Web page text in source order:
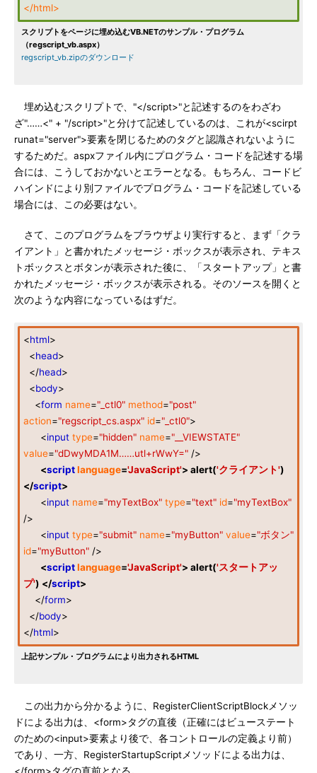
</html>
スクリプトをページに埋め込むVB.NETのサンプル・プログラム
（regscript_vb.aspx）
regscript_vb.zipのダウンロード
埋め込むスクリプトで、"</script>"と記述するのをわざわ
ざ"……<" + "/script>"と分けて記述しているのは、これが<scirpt
runat="server">要素を閉じるためのタグと認識されないように
するためだ。aspxファイル内にプログラム・コードを記述する場
合には、こうしておかないとエラーとなる。もちろん、コードビ
ハインドにより別ファイルでプログラム・コードを記述している
場合には、この必要はない。
さて、このプログラムをブラウザより実行すると、まず「クラ
イアント」と書かれたメッセージ・ボックスが表示され、テキス
トボックスとボタンが表示された後に、「スタートアップ」と書
かれたメッセージ・ボックスが表示される。そのソースを開くと
次のような内容になっているはずだ。
<html>
<head>
</head>
<body>
<form name="_ctl0" method="post"
action="regscript_cs.aspx" id="_ctl0">
<input type="hidden" name="__VIEWSTATE"
value="dDwyMDA1M……utl+rWwY=" />
<scriptlanguage='JavaScript'> alert('クライアント')
</script>
<input name="myTextBox" type="text" id="myTextBox"
/>
<input type="submit" name="myButton" value="ボタン"
id="myButton" />
<scriptlanguage='JavaScript'> alert('スタートアッ
プ') </script>
</form>
</body>
</html>
上記サンプル・プログラムにより出力されるHTML
この出力から分かるように、RegisterClientScriptBlockメソッ
ドによる出力は、<form>タグの直後（正確にはビューステート
のための<input>要素より後で、各コントロールの定義より前）
であり、一方、RegisterStartupScriptメソッドによる出力は、